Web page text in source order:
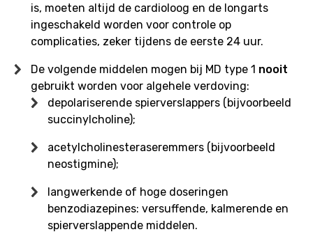
is, moeten altijd de cardioloog en de longarts
ingeschakeld worden voor controle op
complicaties, zeker tijdens de eerste 24 uur.
De volgende middelen mogen bij MD type 1 nooit
gebruikt worden voor algehele verdoving:
depolariserende spierverslappers (bijvoorbeeld
succinylcholine);
acetylcholinesteraseremmers (bijvoorbeeld
neostigmine);
langwerkende of hoge doseringen
benzodiazepines: versuffende, kalmerende en
spierverslappende middelen.